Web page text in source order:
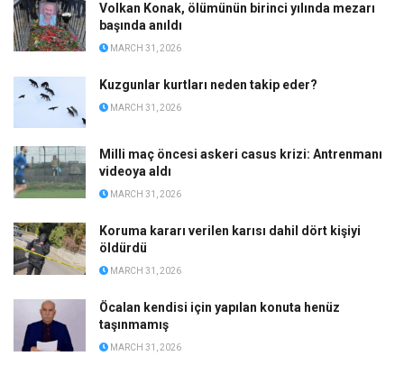
Volkan Konak, ölümünün birinci yılında mezarı
başında anıldı
MARCH 31, 2026
Kuzgunlar kurtları neden takip eder?
MARCH 31, 2026
Milli maç öncesi askeri casus krizi: Antrenmanı
videoya aldı
MARCH 31, 2026
Koruma kararı verilen karısı dahil dört kişiyi
öldürdü
MARCH 31, 2026
Öcalan kendisi için yapılan konuta henüz
taşınmamış
MARCH 31, 2026